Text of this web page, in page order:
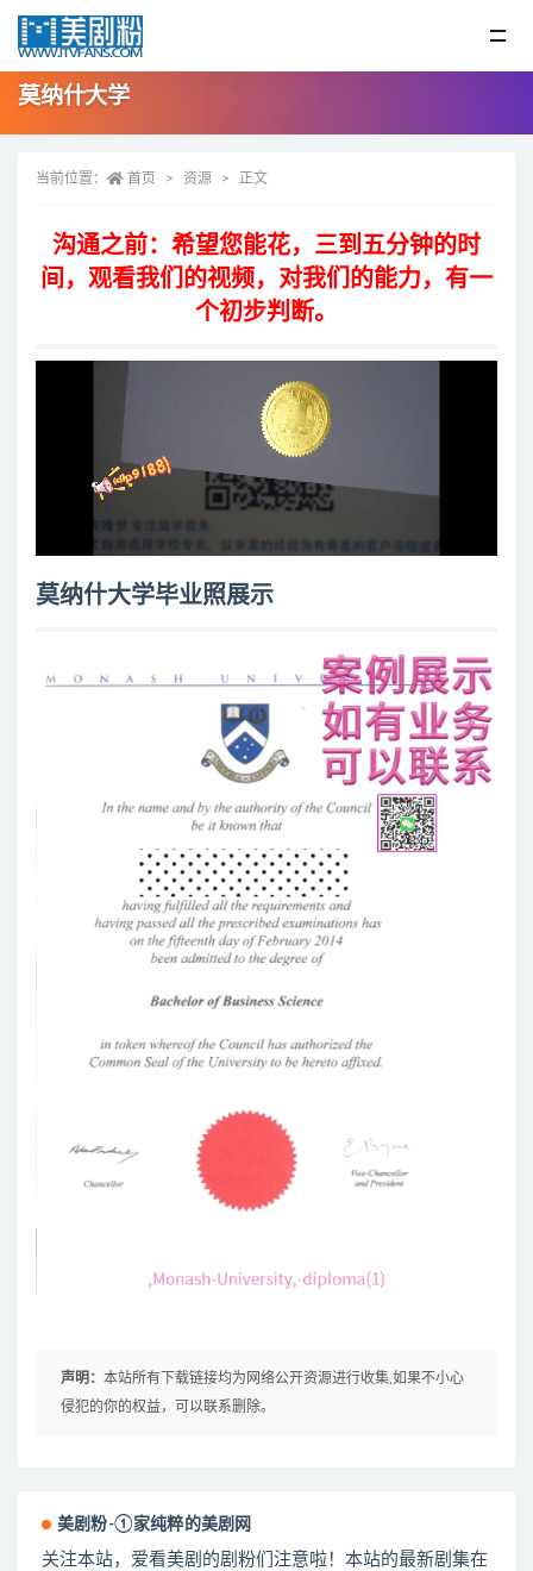
莫纳什大学
当前位置： 首页 资源 正文
沟通之前：希望您能花，三到五分钟的时
间，观看我们的视频，对我们的能力，有一
个初步判断。
莫纳什大学毕业照展示
声明： 本站所有下载链接均为网络公开资源进行收集,如果不小心
侵犯的你的权益，可以联系删除。
美剧粉-①家纯粹的美剧网
关注本站，爱看美剧的剧粉们注意啦！本站的最新剧集在